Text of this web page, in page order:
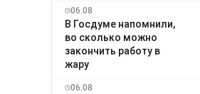
06.08
В Госдуме напомнили,
во сколько можно
закончить работу в
жару
06.08